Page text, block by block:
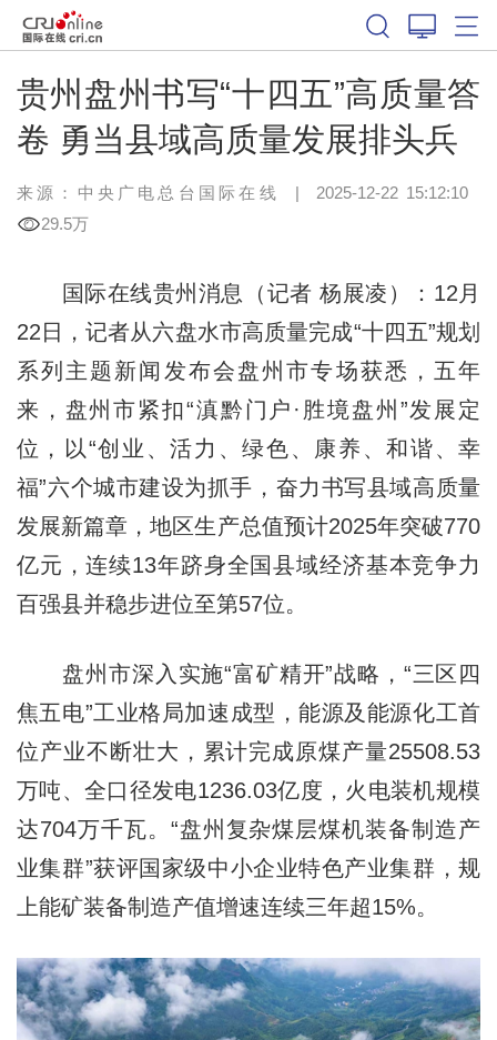
贵州盘州书写“十四五”高质量答
卷 勇当县域高质量发展排头兵
来源：中央广电总台国际在线 | 2025-12-22 15:12:10
29.5万
国际在线贵州消息（记者 杨展凌）：12月
22日，记者从六盘水市高质量完成“十四五”规划
系列主题新闻发布会盘州市专场获悉，五年
来，盘州市紧扣“滇黔门户·胜境盘州”发展定
位，以“创业、活力、绿色、康养、和谐、幸
福”六个城市建设为抓手，奋力书写县域高质量
发展新篇章，地区生产总值预计2025年突破770
亿元，连续13年跻身全国县域经济基本竞争力
百强县并稳步进位至第57位。
盘州市深入实施“富矿精开”战略，“三区四
焦五电”工业格局加速成型，能源及能源化工首
位产业不断壮大，累计完成原煤产量25508.53
万吨、全口径发电1236.03亿度，火电装机规模
达704万千瓦。“盘州复杂煤层煤机装备制造产
业集群”获评国家级中小企业特色产业集群，规
上能矿装备制造产值增速连续三年超15%。